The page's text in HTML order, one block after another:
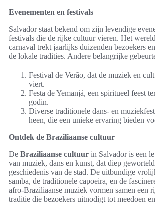
Evenementen en festivals
Salvador staat bekend om zijn levendige
festivals die de rijke cultuur vieren. Het
carnaval trekt jaarlijks duizenden bezoekers
de lokale tradities. Andere belangrijke
Festival de Verão, dat de muziek en
viert.
Festa de Yemanjá, een spiritueel feest
godin.
Diverse traditionele dans- en
heen, die een unieke ervaring bieden
Ontdek de Braziliaanse cultuur
De Braziliaanse cultuur in Salvador is een
van muziek, dans en kunst, dat diep
geschiedenis van de stad. De uitbundige
samba, de traditionele capoeira, en de
afro-Braziliaanse muziek vormen samen een
traditie die bezoekers uitnodigt tot meedoen